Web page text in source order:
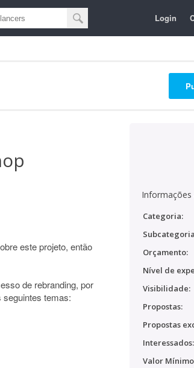
Login
este projeto, então
de rebranding, por
temas:
Informações
Categoria:
Orçamento:
Nível de
Visibilidade:
Propostas:
Propostas
Interessados:
Valor